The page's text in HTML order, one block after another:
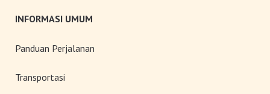
INFORMASI UMUM
Panduan Perjalanan
Transportasi